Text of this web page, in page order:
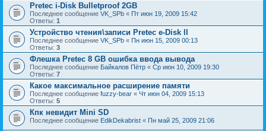
Pretec i-Disk Bulletproof 2GB
Последнее сообщение VK_SPb « Пт июн 19, 2009 15:42
Ответы: 1
Устройство чтения\записи Pretec e-Disk ll
Последнее сообщение VK_SPb « Пн июн 15, 2009 00:13
Ответы: 3
Флешка Pretec 8 GB ошибка ввода вывода
Последнее сообщение Байкалов Пётр « Ср июн 10, 2009 19:30
Ответы: 7
Какое максимальное расширение памяти
Последнее сообщение fuzzy-bear « Чт июн 04, 2009 15:13
Ответы: 5
Кпк невидит Mini SD
Последнее сообщение EdikDekabrist « Пн май 25, 2009 21:06